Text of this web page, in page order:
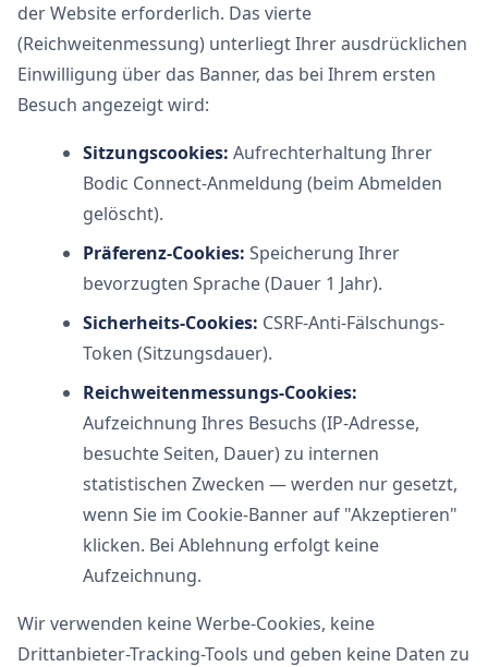
der Website erforderlich. Das vierte
(Reichweitenmessung) unterliegt Ihrer ausdrücklichen
Einwilligung über das Banner, das bei Ihrem ersten
Besuch angezeigt wird:
Sitzungscookies: Aufrechterhaltung Ihrer
Bodic Connect-Anmeldung (beim Abmelden
gelöscht).
Präferenz-Cookies: Speicherung Ihrer
bevorzugten Sprache (Dauer 1 Jahr).
Sicherheits-Cookies: CSRF-Anti-Fälschungs-
Token (Sitzungsdauer).
Reichweitenmessungs-Cookies:
Aufzeichnung Ihres Besuchs (IP-Adresse,
besuchte Seiten, Dauer) zu internen
statistischen Zwecken — werden nur gesetzt,
wenn Sie im Cookie-Banner auf "Akzeptieren"
klicken. Bei Ablehnung erfolgt keine
Aufzeichnung.
Wir verwenden keine Werbe-Cookies, keine
Drittanbieter-Tracking-Tools und geben keine Daten zu